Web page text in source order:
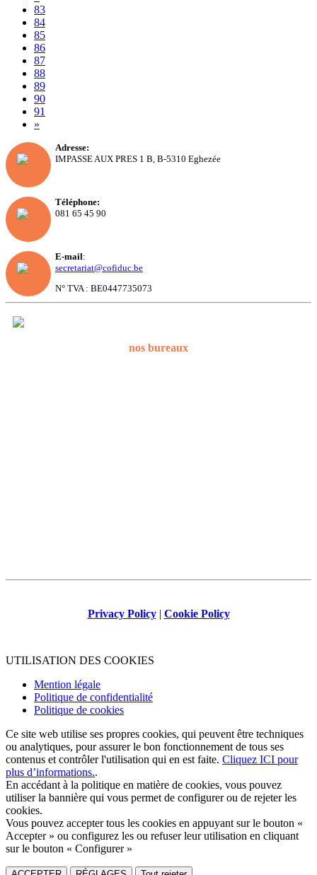
83
84
85
86
87(current)
88
89
90
91
»
Adresse:
IMPASSE AUX PRES 1 B, B-5310 Eghezée
Téléphone:
081 65 45 90
E-mail:
secretariat@cofiduc.be
N° TVA : BE0447735073
nos bureaux
Privacy Policy| Cookie Policy
UTILISATION DES COOKIES
Mention légale
Politique de confidentialité
Politique de cookies
Ce site web utilise ses propres cookies, qui peuvent être techniques
ou analytiques, pour assurer le bon fonctionnement de tous ses
contenus et contrôler l'utilisation qui en est faite. Cliquez ICI pour
plus d’informations..
En accédant à la politique en matière de cookies, vous pouvez
utiliser la bannière qui vous permet de configurer ou de rejeter les
cookies.
Vous pouvez accepter tous les cookies en appuyant sur le bouton «
Accepter » ou configurez les ou refuser leur utilisation en cliquant
sur le bouton « Configurer »